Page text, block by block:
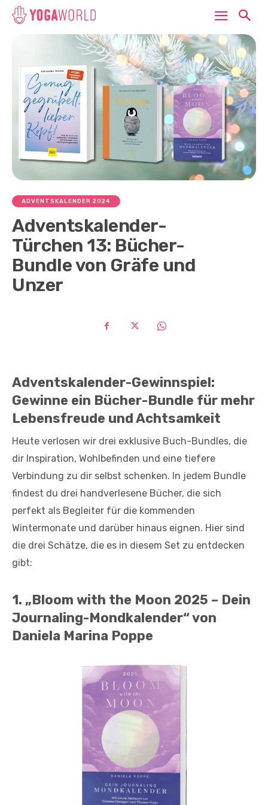
ADVENTSKALENDER 2024
Adventskalender-
Türchen 13: Bücher-
Bundle von Gräfe und
Unzer
Adventskalender-Gewinnspiel:
Gewinne ein Bücher-Bundle für mehr
Lebensfreude und Achtsamkeit
Heute verlosen wir drei exklusive Buch-Bundles, die
dir Inspiration, Wohlbefinden und eine tiefere
Verbindung zu dir selbst schenken. In jedem Bundle
findest du drei handverlesene Bücher, die sich
perfekt als Begleiter für die kommenden
Wintermonate und darüber hinaus eignen. Hier sind
die drei Schätze, die es in diesem Set zu entdecken
gibt:
1. „Bloom with the Moon 2025 – Dein
Journaling-Mondkalender“ von
Daniela Marina Poppe